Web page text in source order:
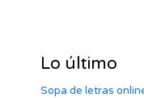
Lo último
Sopa de letras